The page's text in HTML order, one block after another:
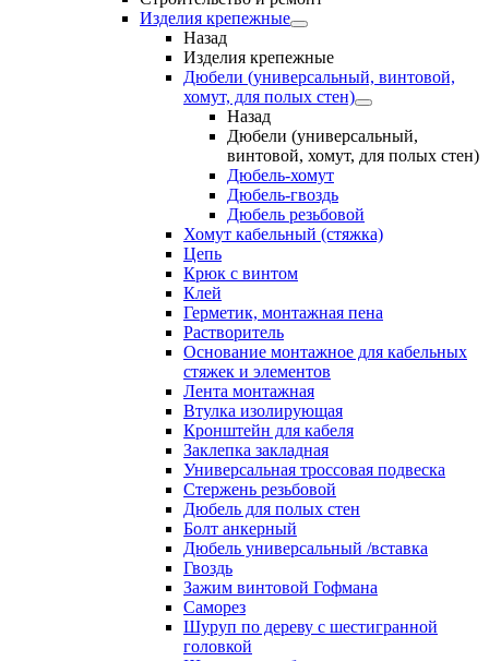
Изделия крепежные
Назад
Изделия крепежные
Дюбели (универсальный, винтовой,
хомут, для полых стен)
Назад
Дюбели (универсальный,
винтовой, хомут, для полых стен)
Дюбель-хомут
Дюбель-гвоздь
Дюбель резьбовой
Хомут кабельный (стяжка)
Цепь
Крюк с винтом
Клей
Герметик, монтажная пена
Растворитель
Основание монтажное для кабельных
стяжек и элементов
Лента монтажная
Втулка изолирующая
Кронштейн для кабеля
Заклепка закладная
Универсальная троссовая подвеска
Стержень резьбовой
Дюбель для полых стен
Болт анкерный
Дюбель универсальный /вставка
Гвоздь
Зажим винтовой Гофмана
Саморез
Шуруп по дереву с шестигранной
головкой